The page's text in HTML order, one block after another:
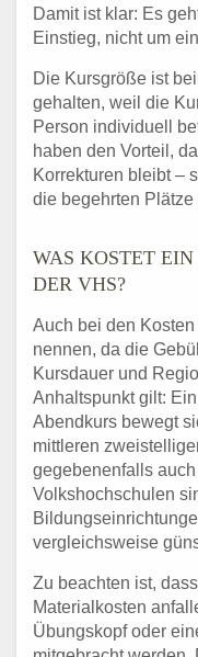
Damit ist klar: Es
Einstieg, nicht um
Die Kursgröße ist
gehalten, weil die
Person individuell
haben den Vorteil,
Korrekturen bleibt –
die begehrten
WAS KOSTET
DER VHS?
Auch bei den
nennen, da die
Kursdauer und
Anhaltspunkt gilt:
Abendkurs bewegt
mittleren
gegebenenfalls
Volkshochschulen
vergleichsweise
Zu beachten ist,
Materialkosten
Übungskopf oder